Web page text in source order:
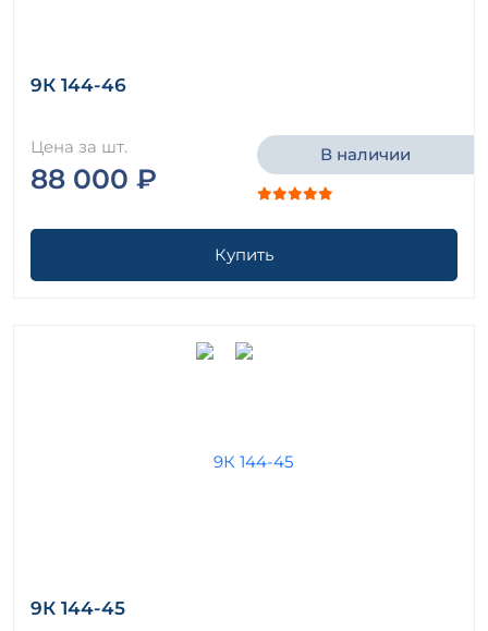
9К 144-46
Цена за шт.
88 000 ₽
В наличии
Купить
9К 144-45